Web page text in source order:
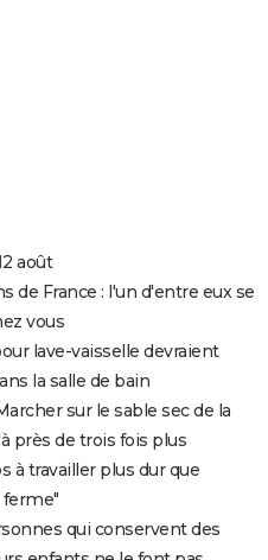
août
de France : l'un d'entre eux se
vous
lave-vaisselle devraient
la salle de bain
sur le sable sec de la
près de trois fois plus
à travailler plus dur que
ferme"
qui conservent des